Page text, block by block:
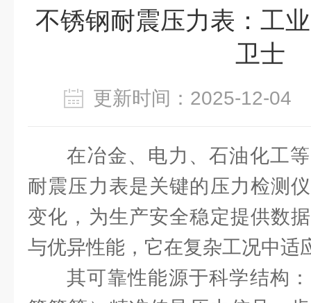
不锈钢耐震压力表：工
卫士
更新时间：2025-12-
在冶金、电力、石油化工
耐震压力表是关键的压力检测
变化，为生产安全稳定提供数
与优异性能，它在复杂工况中适
其可靠性能源于科学结构